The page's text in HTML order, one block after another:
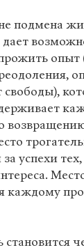
подмена
опыт
свободы),
успехи
каждому
становится